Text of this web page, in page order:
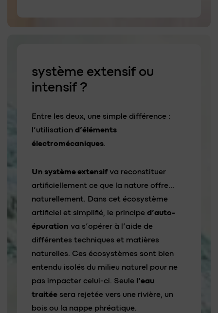
système extensif ou
intensif ?
Entre les deux, une simple différence :
l’utilisation d’éléments
électromécaniques.
Un système extensif va reconstituer
artificiellement ce que la nature offre…
naturellement. Dans cet écosystème
artificiel et simplifié, le principe d’auto-
épuration va s’opérer à l’aide de
différentes techniques et matières
naturelles. Ces écosystèmes sont bien
entendu isolés du milieu naturel pour ne
pas impacter celui-ci. Seule l’eau
traitée sera rejetée vers une rivière, un
bois ou la nappe phréatique.